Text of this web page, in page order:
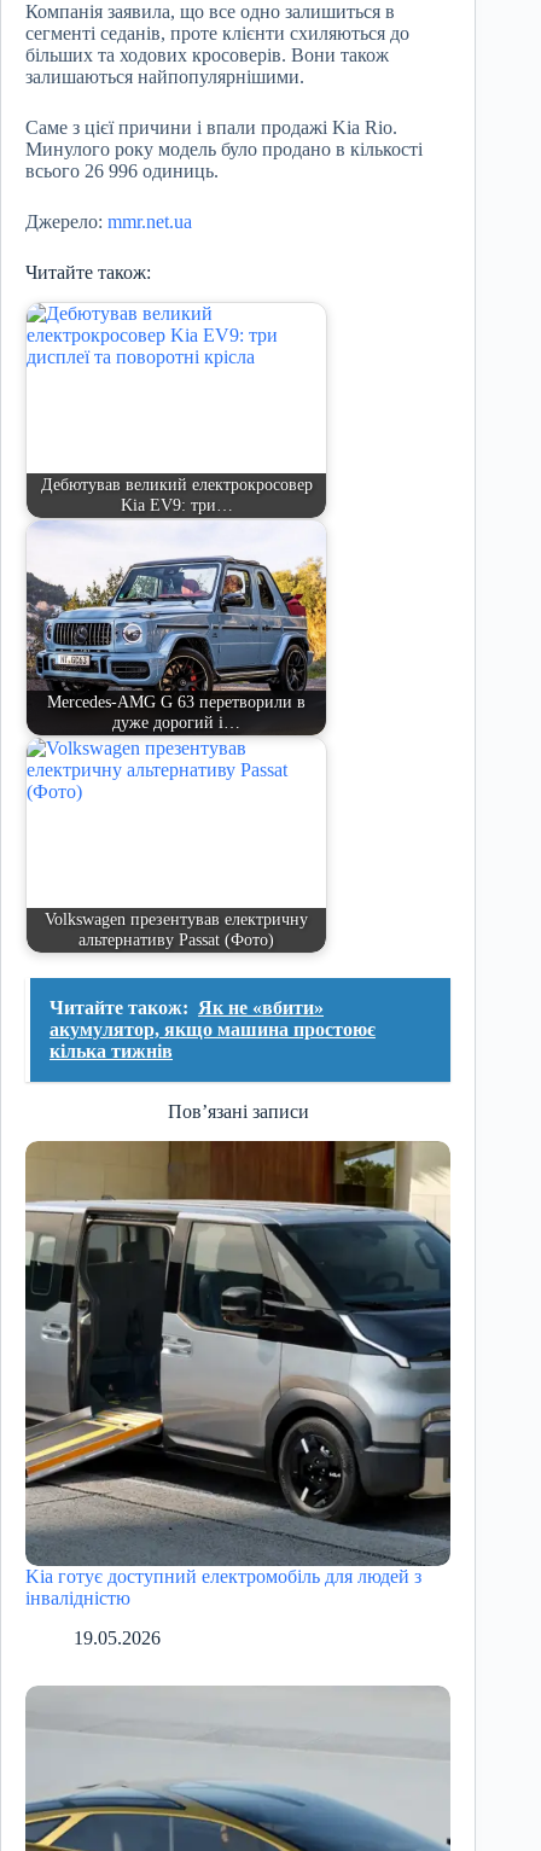
Компанія заявила, що все одно залишиться в
сегменті седанів, проте клієнти схиляються до
більших та ходових кросоверів. Вони також
залишаються найпопулярнішими.
Саме з цієї причини і впали продажі Kia Rio.
Минулого року модель було продано в кількості
всього 26 996 одиниць.
Джерело: mmr.net.ua
Читайте також:
Дебютував великий електрокросовер
Kia EV9: три…
Mercedes-AMG G 63 перетворили в
дуже дорогий і…
Volkswagen презентував електричну
альтернативу Passat (Фото)
Читайте також: Як не «вбити»
акумулятор, якщо машина простоює
кілька тижнів
Пов’язані записи
Kia готує доступний електромобіль для людей з
інвалідністю
19.05.2026